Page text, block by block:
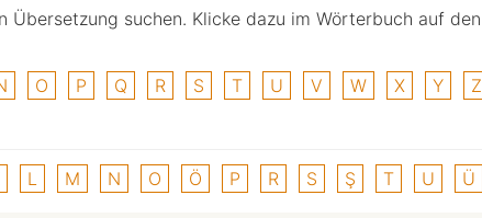
suchen. Klicke dazu im Wörterbuch auf den
O P Q R S T U V W X Y Z
L M N O Ö P R S Ş T U Ü